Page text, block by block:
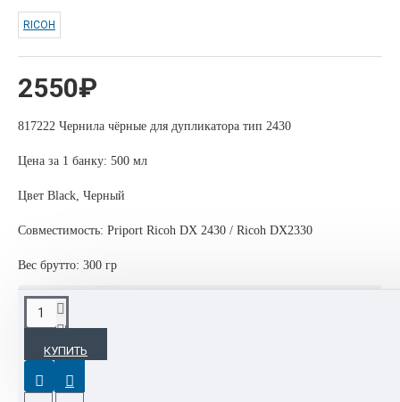
2550₽
RICOH
817222 Чернила чёрные для дупликатора тип 2430
Цена за 1 банку: 500 мл
Цвет Black, Черный
Совместимость: Priport Ricoh DX 2430 / Ricoh DX2330
Вес брутто: 300 гр
КУПИТЬ
ОПИСАНИЕ
Картриджи, девелоперы, тонеры, фотобарабаны, блоки
проявки Ricoh используются повсеместно благодаря